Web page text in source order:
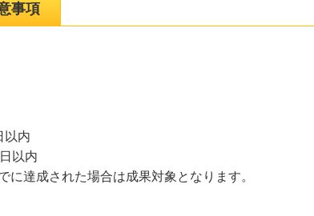
事項
内
以内
達成された場合は成果対象となります。